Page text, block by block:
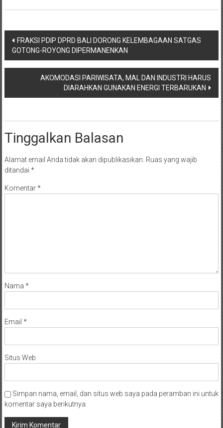
Navigasi
pos
FRAKSI PDIP DPRD BALI DORONG KELEMBAGAAN SATGAS
GOTONG-ROYONG DIPERMANENKAN
AKOMODASI PARIWISATA, MAL DAN INDUSTRI HARUS
DIARAHKAN GUNAKAN ENERGI TERBARUKAN
Tinggalkan Balasan
Alamat email Anda tidak akan dipublikasikan. Ruas yang wajib
ditandai *
Komentar*
Nama *
Email *
Situs Web
Simpan nama, email, dan situs web saya pada peramban ini untuk
komentar saya berikutnya.